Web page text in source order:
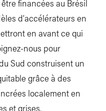
financées au Brésil
d’accélérateurs en
en avant ce qui
nous pour
Sud construisent un
grâce à des
localement en
et grises.